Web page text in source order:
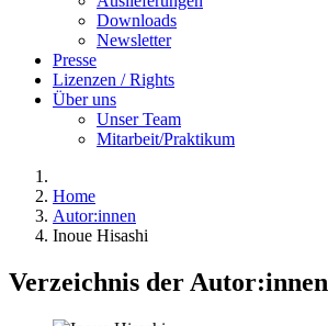
Downloads
Newsletter
Presse
Lizenzen / Rights
Über uns
Unser Team
Mitarbeit/Praktikum
Home
Autor:innen
Inoue Hisashi
Verzeichnis der Autor:innen